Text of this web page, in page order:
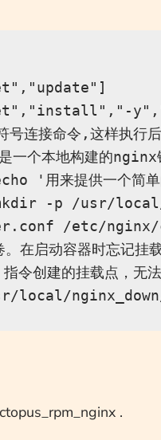
连接命令,这样执行
是一个本地构建的
'用来提供一个简
-p /usr/
/etc/
在启动容器时忘记挂
令创建的挂载点，无
.